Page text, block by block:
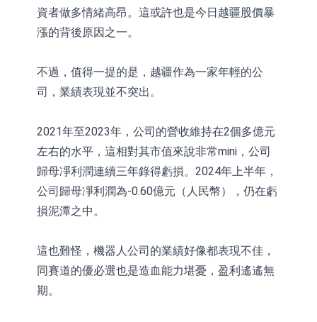
資者做多情緒高昂。這或許也是今日越疆股價暴
漲的背後原因之一。
不過，值得一提的是，越疆作為一家年輕的公
司，業績表現並不突出。
2021年至2023年，公司的營收維持在2個多億元
左右的水平，這相對其市值來說非常mini，公司
歸母凈利潤連續三年錄得虧損。2024年上半年，
公司歸母凈利潤為-0.60億元（人民幣），仍在虧
損泥潭之中。
這也難怪，機器人公司的業績好像都表現不佳，
同賽道的優必選也是造血能力堪憂，盈利遙遙無
期。